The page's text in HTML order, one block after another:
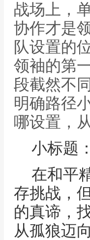
战场上，
协作才是
队设置的
领袖的第
段截然不
明确路径
哪设置，
小标题
在和平
存挑战，
的真谛，
从孤狼迈